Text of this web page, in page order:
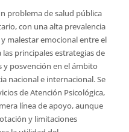
problema de salud pública
con una alta prevalencia
malestar emocional entre el
principales estrategias de
y posvención en el ámbito
nacional e internacional. Se
de Atención Psicológica,
línea de apoyo, aunque
y limitaciones